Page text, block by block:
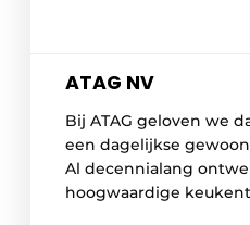
ATAG NV
Bij ATAG geloven we
een dagelijkse
Al decennialang
hoogwaardige